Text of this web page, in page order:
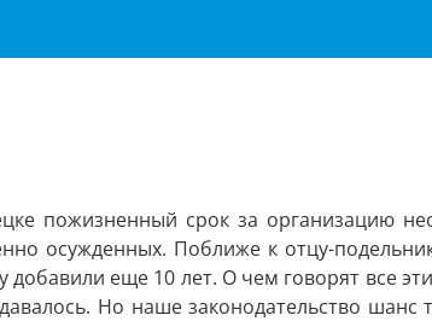
пожизненный срок за организацию
осужденных. Поближе к отцу-
еще 10 лет. О чем говорят все
Но наше законодательство